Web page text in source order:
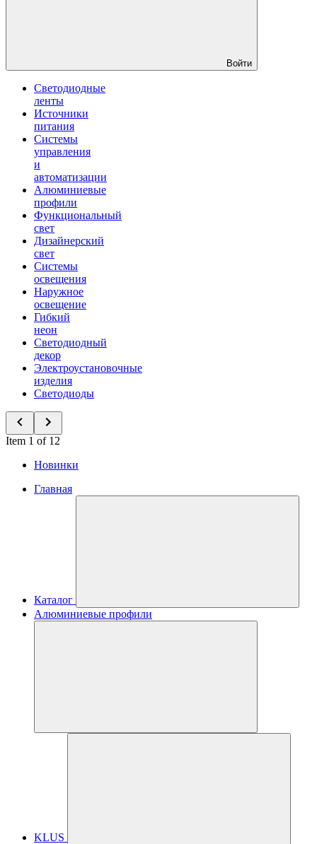
Войти
Светодиодные
ленты
Источники
питания
Системы
управления
и
автоматизации
Алюминиевые
профили
Функциональный
свет
Дизайнерский
свет
Системы
освещения
Наружное
освещение
Гибкий
неон
Светодиодный
декор
Электроустановочные
изделия
Светодиоды
Item 1 of 12
Новинки
Главная
Каталог
Алюминиевые профили
KLUS